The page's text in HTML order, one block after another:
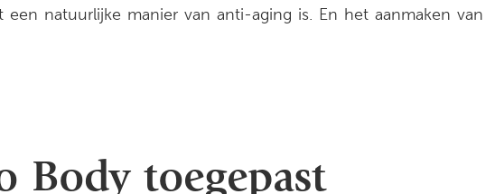
natuurlijke manier van anti-aging is. En het aanmaken van
Body toegepast